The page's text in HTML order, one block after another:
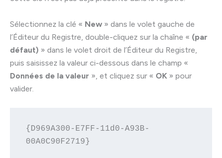
Sélectionnez la clé « New » dans le volet gauche de
l’Éditeur du Registre, double-cliquez sur la chaîne « (par
défaut) » dans le volet droit de l’Éditeur du Registre,
puis saisissez la valeur ci-dessous dans le champ «
Données de la valeur », et cliquez sur « OK » pour
valider.
{D969A300-E7FF-11d0-A93B-
00A0C90F2719}